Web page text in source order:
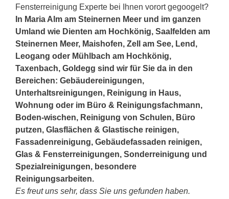
Fensterreinigung Experte bei Ihnen vorort gegoogelt?
In Maria Alm am Steinernen Meer und im ganzen
Umland wie Dienten am Hochkönig, Saalfelden am
Steinernen Meer, Maishofen, Zell am See, Lend,
Leogang oder Mühlbach am Hochkönig,
Taxenbach, Goldegg sind wir für Sie da in den
Bereichen: Gebäudereinigungen,
Unterhaltsreinigungen, Reinigung in Haus,
Wohnung oder im Büro & Reinigungsfachmann,
Boden-wischen, Reinigung von Schulen, Büro
putzen, Glasflächen & Glastische reinigen,
Fassadenreinigung, Gebäudefassaden reinigen,
Glas & Fensterreinigungen, Sonderreinigung und
Spezialreinigungen, besondere
Reinigungsarbeiten.
Es freut uns sehr, dass Sie uns gefunden haben.